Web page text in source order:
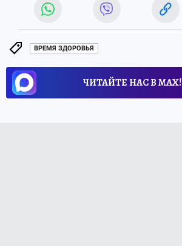
ВРЕМЯ ЗДОРОВЬЯ
ЧИТАЙТЕ НАС В МАХ!